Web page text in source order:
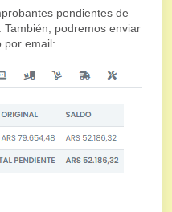
pendientes de
podremos enviar
por email: